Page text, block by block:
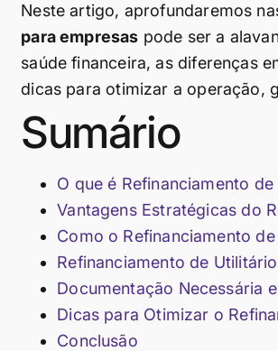
Neste artigo, aprofundaremos
para empresas pode ser a
saúde financeira, as diferenças
dicas para otimizar a operação,
Sumário
O que é Refinanciamento
Vantagens Estratégicas do
Como o Refinanciamento
Refinanciamento de
Documentação Necessária
Dicas para Otimizar o
Conclusão